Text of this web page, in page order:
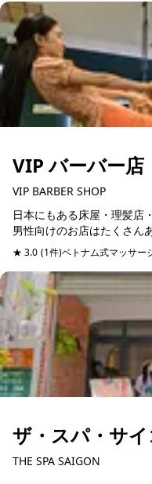
VIP バーバー店
VIP BARBER SHOP
日本にもある床屋・理髪店
男性向けのお店はたくさん
りにくい。髭を剃りたい。
きています！同...
★ 3.0 (1件)ベトナム式マッサー
ザ・スパ・サ
THE SPA SAIGON